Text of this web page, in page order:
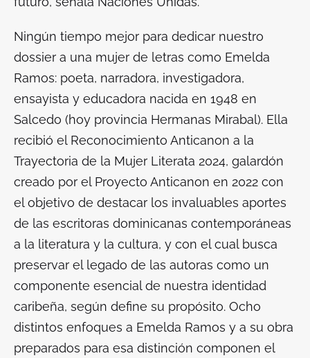
Ningún tiempo mejor para dedicar nuestro
dossier a una mujer de letras como Emelda
Ramos: poeta, narradora, investigadora,
ensayista y educadora nacida en 1948 en
Salcedo (hoy provincia Hermanas Mirabal). Ella
recibió el Reconocimiento Anticanon a la
Trayectoria de la Mujer Literata 2024, galardón
creado por el Proyecto Anticanon en 2022 con
el objetivo de destacar los invaluables aportes
de las escritoras dominicanas contemporáneas
a la literatura y la cultura, y con el cual busca
preservar el legado de las autoras como un
componente esencial de nuestra identidad
caribeña, según define su propósito. Ocho
distintos enfoques a Emelda Ramos y a su obra
preparados para esa distinción componen el